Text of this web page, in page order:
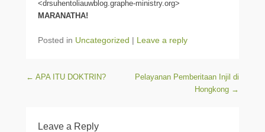
<drsuhentoliauwblog.graphe-ministry.org>
MARANATHA!
Posted in Uncategorized | Leave a reply
Post navigation
← APA ITU DOKTRIN?
Pelayanan Pemberitaan Injil di
Hongkong →
Leave a Reply